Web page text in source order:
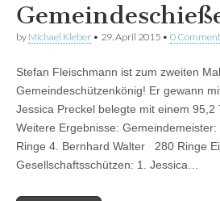
by Michael Kleber • 29. April 2015 • 0
Stefan Fleischmann ist zum zweiten Mal
Gemeindeschützenkönig! Er gewann
Jessica Preckel belegte mit einem 95,2
Weitere Ergebnisse:
Ringe 4. Bernhard Walter 280 Ringe
Gesellschaftsschützen: 1. Jessica…